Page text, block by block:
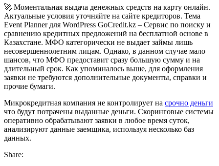
🚀 Моментальная выдача денежных средств на карту онлайн.
Актуальные условия уточняйте на сайте кредиторов. Тема
Event Planner для WordPress GoCredit.kz – Сервис по поиску и
сравнению кредитных предложений на бесплатной основе в
Казахстане. МФО категорически не выдает займы лишь
несовершеннолетним лицам. Однако, в данном случае мало
шансов, что МФО предоставит сразу большую сумму и на
длительный срок. Как упоминалось выше, для оформления
заявки не требуются дополнительные документы, справки и
прочие бумаги.
Микрокредитная компания не контролирует на срочно деньги
что будут потрачены выданные деньги. Скоринговые системы
оперативно обрабатывают заявки в любое время суток,
анализируют данные заемщика, используя несколько баз
данных.
Share: